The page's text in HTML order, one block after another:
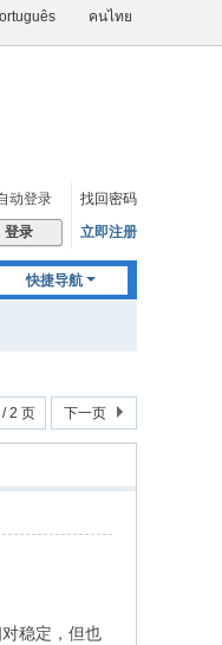
คนไทย
动登录
找回密码
登录 立即注册
快捷导航
/ 2 页 下一页
稳定，但也